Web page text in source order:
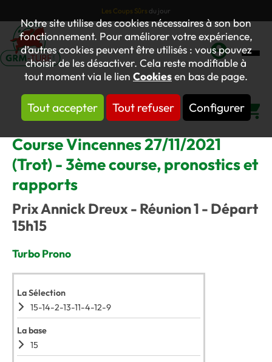
Notre site utilise des cookies nécessaires à son bon
fonctionnement. Pour améliorer votre expérience,
d’autres cookies peuvent être utilisés : vous pouvez
choisir de les désactiver. Cela reste modifiable à
tout moment via le lien Cookiesen bas de page.
Tout accepter Tout refuser Configurer
Les Coups Sûrs du jour
Mon
compte
Course Vincennes 27/11/2021
(Trot) - 3ème course, pronostics et
rapports
Prix Annick Dreux - Réunion 1 - Départ
15h15
Turbo Prono
La Sélection
15-14-2-13-11-4-12-9
La base
15